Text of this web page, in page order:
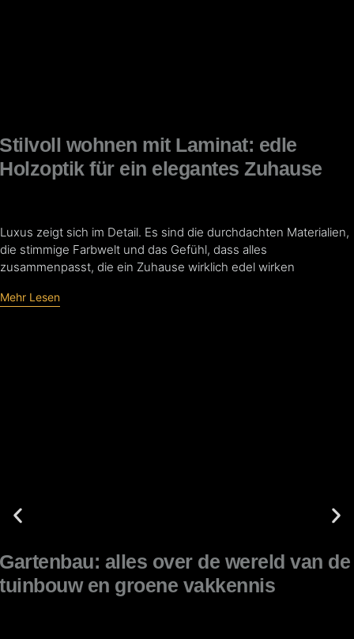
Stilvoll wohnen mit Laminat: edle
Holzoptik für ein elegantes Zuhause
Luxus zeigt sich im Detail. Es sind die durchdachten Materialien,
die stimmige Farbwelt und das Gefühl, dass alles
zusammenpasst, die ein Zuhause wirklich edel wirken
Mehr Lesen
Gartenbau: alles over de wereld van de
tuinbouw en groene vakkennis